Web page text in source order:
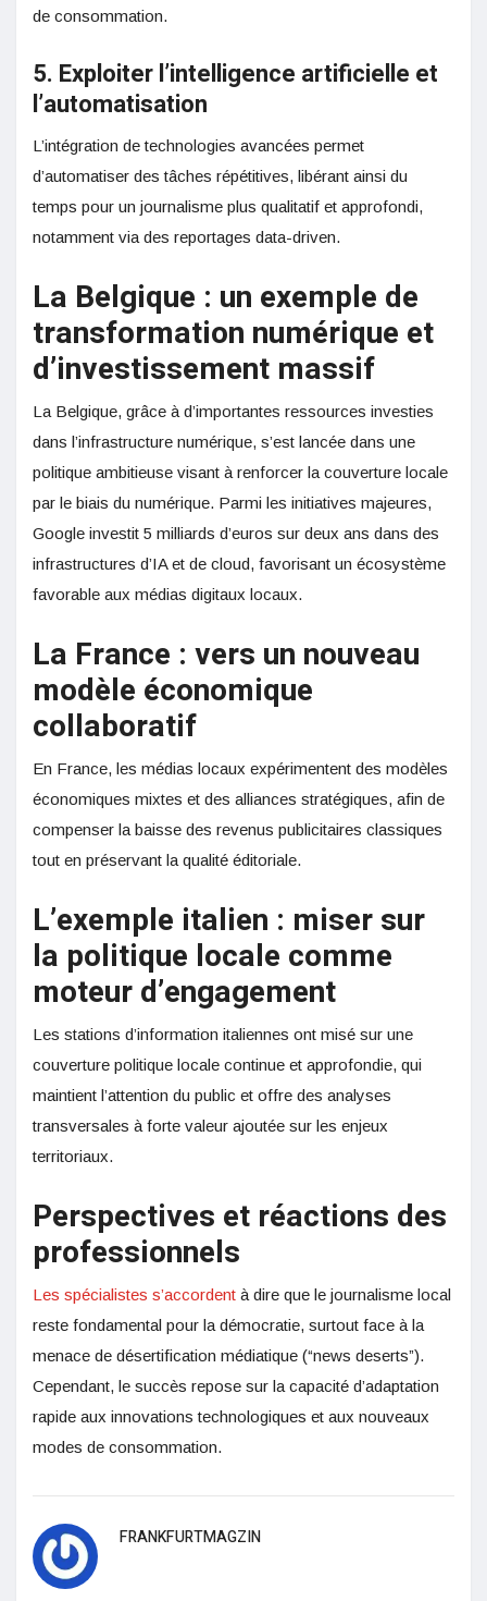
de consommation.
5. Exploiter l’intelligence artificielle et
l’automatisation
L’intégration de technologies avancées permet
d’automatiser des tâches répétitives, libérant ainsi du
temps pour un journalisme plus qualitatif et approfondi,
notamment via des reportages data-driven.
La Belgique : un exemple de
transformation numérique et
d’investissement massif
La Belgique, grâce à d’importantes ressources investies
dans l’infrastructure numérique, s’est lancée dans une
politique ambitieuse visant à renforcer la couverture locale
par le biais du numérique. Parmi les initiatives majeures,
Google investit 5 milliards d’euros sur deux ans dans des
infrastructures d’IA et de cloud, favorisant un écosystème
favorable aux médias digitaux locaux.
La France : vers un nouveau
modèle économique
collaboratif
En France, les médias locaux expérimentent des modèles
économiques mixtes et des alliances stratégiques, afin de
compenser la baisse des revenus publicitaires classiques
tout en préservant la qualité éditoriale.
L’exemple italien : miser sur
la politique locale comme
moteur d’engagement
Les stations d’information italiennes ont misé sur une
couverture politique locale continue et approfondie, qui
maintient l’attention du public et offre des analyses
transversales à forte valeur ajoutée sur les enjeux
territoriaux.
Perspectives et réactions des
professionnels
Les spécialistes s’accordent à dire que le journalisme local
reste fondamental pour la démocratie, surtout face à la
menace de désertification médiatique (“news deserts”).
Cependant, le succès repose sur la capacité d’adaptation
rapide aux innovations technologiques et aux nouveaux
modes de consommation.
FRANKFURTMAGZIN